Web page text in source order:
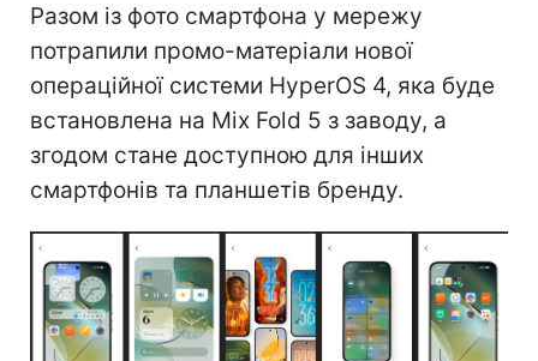
Разом із фото смартфона у мережу
потрапили промо-матеріали нової
операційної системи HyperOS 4, яка буде
встановлена на Mix Fold 5 з заводу, а
згодом стане доступною для інших
смартфонів та планшетів бренду.